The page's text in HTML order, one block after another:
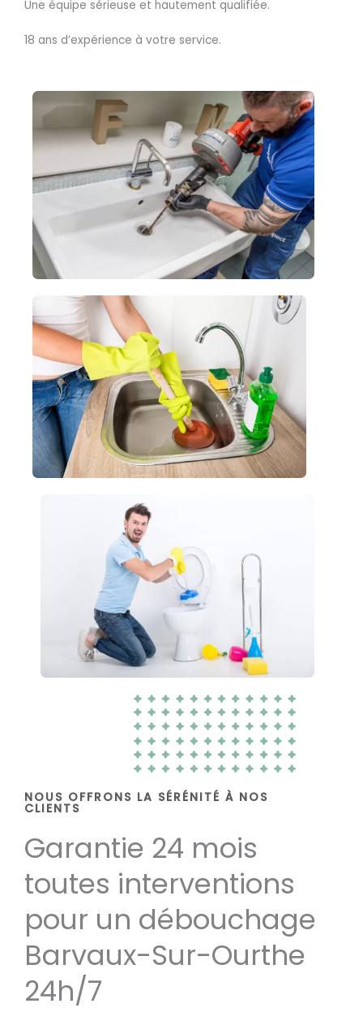
Une équipe sérieuse et hautement qualifiée.
18 ans d’expérience à votre service.
NOUS OFFRONS LA SÉRÉNITÉ À NOS
CLIENTS
Garantie 24 mois
toutes interventions
pour un débouchage
Barvaux-Sur-Ourthe
24h/7